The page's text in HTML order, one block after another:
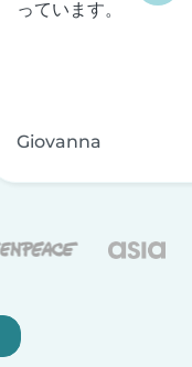
っています。
Giovanna